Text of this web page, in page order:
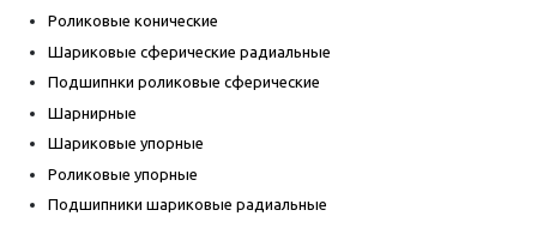
Роликовые конические
Шариковые сферические радиальные
Подшипнки роликовые сферические
Шарнирные
Шариковые упорные
Роликовые упорные
Подшипники шариковые радиальные